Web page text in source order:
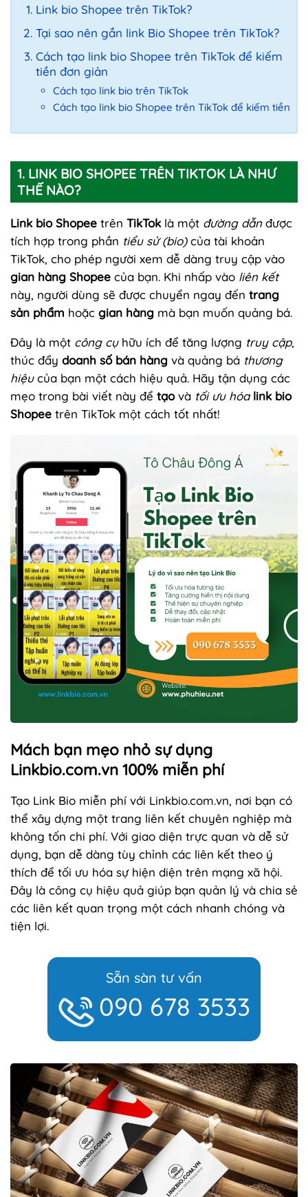
Link bio Shopee trên TikTok?
Tại sao nên gắn link Bio Shopee trên TikTok?
Cách tạo link bio Shopee trên TikTok để kiếm
tiền đơn giản
Cách tạo link bio trên TikTok
Cách tạo link bio Shopee trên TikTok để kiếm tiền
1. LINK BIO SHOPEE TRÊN TIKTOK LÀ NHƯ
THẾ NÀO?
Link bio Shopee trên TikToklà một đường dẫnđược
tích hợp trong phần tiểu sử (bio)của tài khoản
TikTok, cho phép người xem dễ dàng truy cập vào
gian hàng Shopee của bạn. Khi nhấp vào liên kết
này, người dùng sẽ được chuyển ngay đến trang
sản phẩm hoặc gian hàng mà bạn muốn quảng bá.
Đây là một công cụhữu ích để tăng lượng truy cập,
thúc đẩy doanh số bán hàng và quảng bá thương
hiệucủa bạn một cách hiệu quả. Hãy tận dụng các
mẹo trong bài viết này để tạovà tối ưu hóa link bio
Shopee trên TikTok một cách tốt nhất!
Mách bạn mẹo nhỏ sự dụng
Linkbio.com.vn 100% miễn phí
Tạo Link Bio miễn phí với Linkbio.com.vn, nơi bạn có
thể xây dựng một trang liên kết chuyên nghiệp mà
không tốn chi phí. Với giao diện trực quan và dễ sử
dụng, bạn dễ dàng tùy chỉnh các liên kết theo ý
thích để tối ưu hóa sự hiện diện trên mạng xã hội.
Đây là công cụ hiệu quả giúp bạn quản lý và chia sẻ
các liên kết quan trọng một cách nhanh chóng và
tiện lợi.
Sẵn sàn tư vấn
090 678 3533